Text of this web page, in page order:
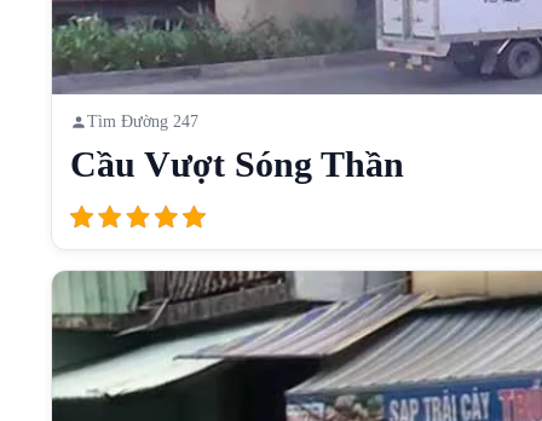
Tìm Đường 247
Cầu Vượt Sóng Thần